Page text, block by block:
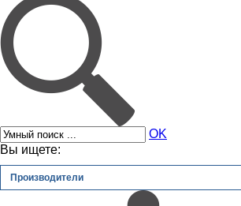
OK
Вы ищете:
Производители